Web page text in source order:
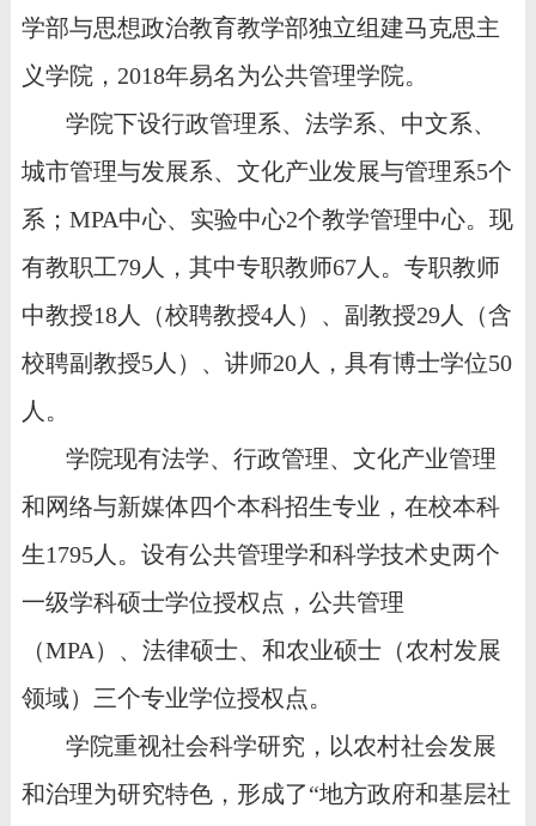
学部与思想政治教育教学部独立组建马克思主
义学院， 2018年易名为公共管理学院。
学院下设行政管理系、法学系、中文系、
城市管理与发展系、文化产业发展与管理系5个
系； MPA中心、实验中心2个教学管理中心。现
有教职工79人，其中专职教师67人。专职教师
中教授18人（校聘教授4人）、副教授29人（含
校聘副教授5人）、讲师20人，具有博士学位50
人 。
学院现有法学、行政管理、文化产业管理
和网络与新媒体四个本科招生专业，在校本科
生1795人。设有公共管理学和科学技术史两个
一级学科硕士学位授权点，公共管理
（MPA）、法律硕士、和农业硕士（农村发展
领域）三个专业学位授权点。
学院重视社会科学研究，以农村社会发展
和治理为研究特色，形成了“地方政府和基层社